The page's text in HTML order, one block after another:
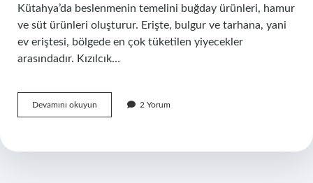
Kütahya’da beslenmenin temelini buğday ürünleri, hamur
ve süt ürünleri oluşturur. Erişte, bulgur ve tarhana, yani
ev eriştesi, bölgede en çok tüketilen yiyecekler
arasındadır. Kızılcık…
Devamını okuyun
Hangi
2 Yorum